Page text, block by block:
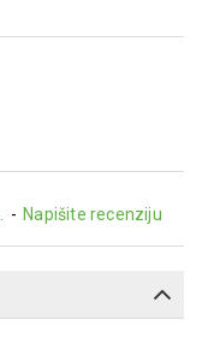
- Napišite recenziju